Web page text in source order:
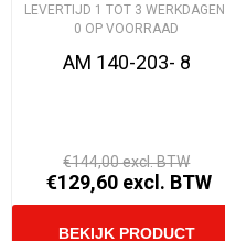
LEVERTIJD 1 TOT 3 WERKDAGEN.
0 OP VOORRAAD
AM 140-203- 8
€144,00 excl. BTW
€129,60 excl. BTW